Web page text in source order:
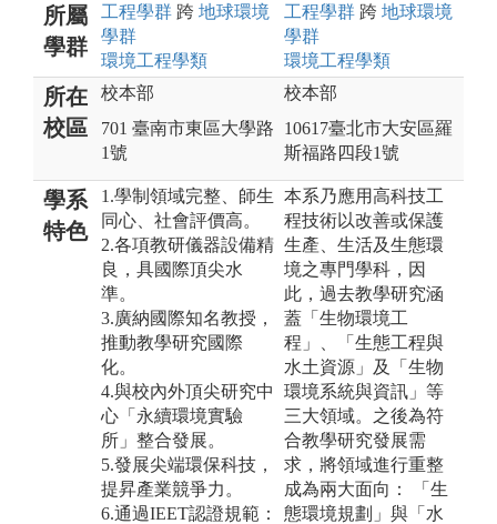
所屬
學群
工程學群 跨 地球環境
學群
環境工程學類
工程學群 跨 地球環境
學群
環境工程學類
所在
校區
校本部
701 臺南市東區大學路
1號
校本部
10617臺北市大安區羅
斯福路四段1號
學系
特色
1.學制領域完整、師生
同心、社會評價高。
2.各項教研儀器設備精
良，具國際頂尖水
準。
3.廣納國際知名教授，
推動教學研究國際
化。
4.與校內外頂尖研究中
心「永續環境實驗
所」整合發展。
5.發展尖端環保科技，
提昇產業競爭力。
6.通過IEET認證規範：
本系乃應用高科技工
程技術以改善或保護
生產、生活及生態環
境之專門學科，因
此，過去教學研究涵
蓋「生物環境工
程」、「生態工程與
水土資源」及「生物
環境系統與資訊」等
三大領域。之後為符
合教學研究發展需
求，將領域進行重整
成為兩大面向： 「生
態環境規劃」與「水